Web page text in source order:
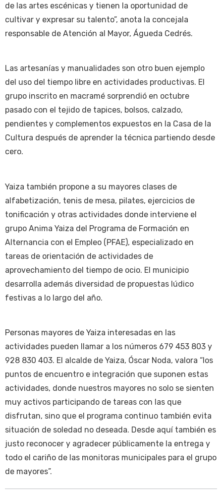
de las artes escénicas y tienen la oportunidad de
cultivar y expresar su talento”, anota la concejala
responsable de Atención al Mayor, Águeda Cedrés.
Las artesanías y manualidades son otro buen ejemplo
del uso del tiempo libre en actividades productivas. El
grupo inscrito en macramé sorprendió en octubre
pasado con el tejido de tapices, bolsos, calzado,
pendientes y complementos expuestos en la Casa de la
Cultura después de aprender la técnica partiendo desde
cero.
Yaiza también propone a su mayores clases de
alfabetización, tenis de mesa, pilates, ejercicios de
tonificación y otras actividades donde interviene el
grupo Anima Yaiza del Programa de Formación en
Alternancia con el Empleo (PFAE), especializado en
tareas de orientación de actividades de
aprovechamiento del tiempo de ocio. El municipio
desarrolla además diversidad de propuestas lúdico
festivas a lo largo del año.
Personas mayores de Yaiza interesadas en las
actividades pueden llamar a los números 679 453 803 y
928 830 403. El alcalde de Yaiza, Óscar Noda, valora “los
puntos de encuentro e integración que suponen estas
actividades, donde nuestros mayores no solo se sienten
muy activos participando de tareas con las que
disfrutan, sino que el programa continuo también evita
situación de soledad no deseada. Desde aquí también es
justo reconocer y agradecer públicamente la entrega y
todo el cariño de las monitoras municipales para el grupo
de mayores”.